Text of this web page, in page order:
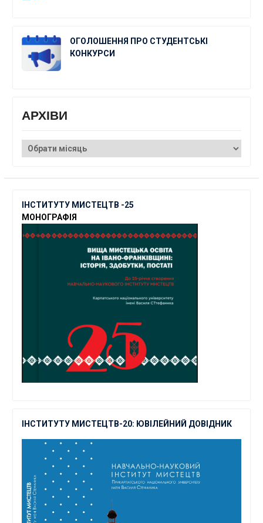
ОГОЛОШЕННЯ ПРО СТУДЕНТСЬКІ
КОНКУРСИ
АРХІВИ
АРХІВИ
ІНСТИТУТУ МИСТЕЦТВ -25
МОНОГРАФІЯ
ІНСТИТУТУ МИСТЕЦТВ-20: ЮВІЛЕЙНИЙ ДОВІДНИК